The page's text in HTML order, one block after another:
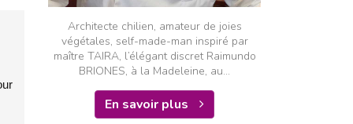
Architecte chilien, amateur de joies
végétales, self-made-man inspiré par
maître TAIRA, l’élégant discret Raimundo
BRIONES, à la Madeleine, au...
En savoir plus